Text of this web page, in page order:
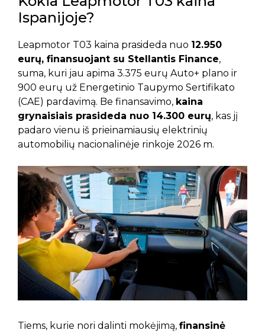
Ispanijoje?
Leapmotor T03 kaina prasideda nuo 12.950
eurų, finansuojant su Stellantis Finance,
suma, kuri jau apima 3.375 eurų Auto+ plano ir
900 eurų už Energetinio Taupymo Sertifikato
(CAE) pardavimą. Be finansavimo, kaina
grynaisiais prasideda nuo 14.300 eurų, kas jį
padaro vienu iš prieinamiausių elektrinių
automobilių nacionalinėje rinkoje 2026 m.
Tiems, kurie nori dalinti mokėjimą, finansinė